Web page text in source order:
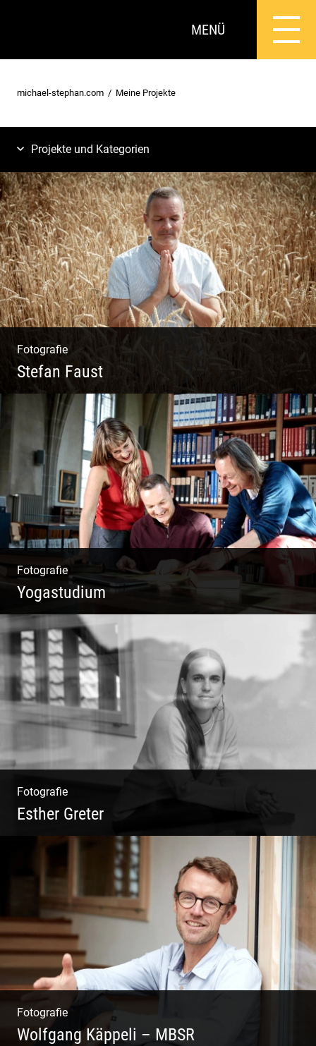
MENÜ
michael-stephan.com Meine Projekte
Projekte und Kategorien
Fotografie
Stefan Faust
Yoga & Meditation
Fotografie
Yogastudium
Philosophie | Asana | Yogapraxis
Fotografie
Esther Greter
Coaching, Frauenkreise, Trantric Yoga:
Fotografie
Wolfgang Käppeli – MBSR